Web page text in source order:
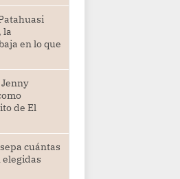
la
en lo que
de El
cuántas